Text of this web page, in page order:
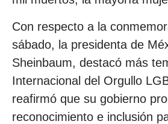
Con respecto a la
sábado, la presidenta de
Sheinbaum, destacó más
Internacional del Orgullo
reafirmó que su gobierno
reconocimiento e inclusión